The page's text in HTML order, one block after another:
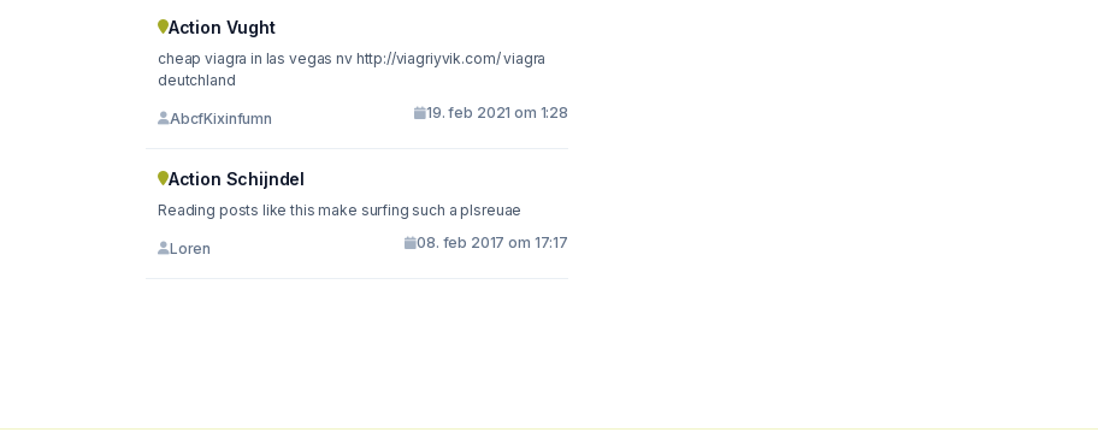
Action Vught
cheap viagra in las vegas nv http://viagriyvik.com/ viagra
deutchland
AbcfKixinfumn 19. feb 2021 om 1:28
Action Schijndel
Reading posts like this make surfing such a plsreuae
Loren 08. feb 2017 om 17:17